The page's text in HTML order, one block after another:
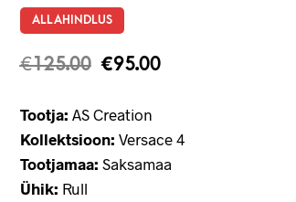
ALLAHINDLUS
€125.00 €95.00
Tootja: AS Creation
Kollektsioon: Versace 4
Tootjamaa: Saksamaa
Ühik: Rull